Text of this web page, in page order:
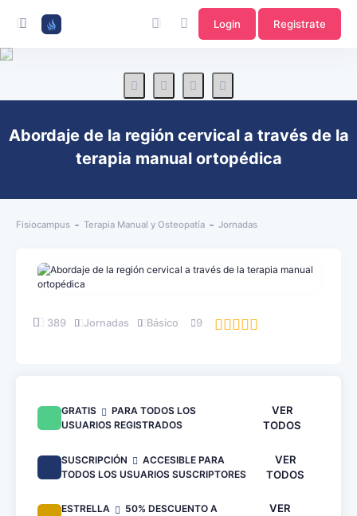
Login Registrate
Abordaje de la región cervical a través de la
terapia manual ortopédica
Fisiocampus Terapia Manual y Osteopatía Jornadas
389 Jornadas Básico 9
GRATIS
PARA TODOS LOS
USUARIOS REGISTRADOS
VER
TODOS
SUSCRIPCIÓN
ACCESIBLE PARA
TODOS LOS USUARIOS SUSCRIPTORES
VER
TODOS
ESTRELLA
50% DESCUENTO A
VER